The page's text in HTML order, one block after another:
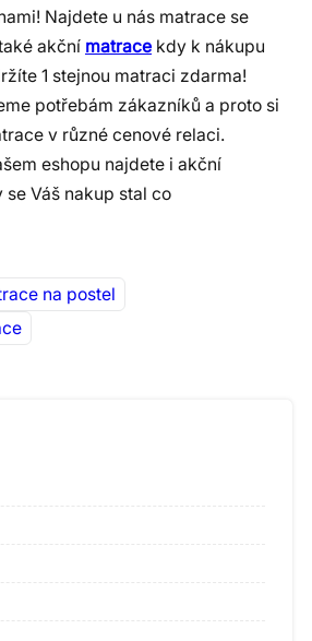
Najdete u nás matrace se
akční matrace kdy k nákupu
1 stejnou matraci zdarma!
potřebám zákazníků a proto si
v různé cenové relaci.
eshopu najdete i akční
Váš nakup stal co
na postel